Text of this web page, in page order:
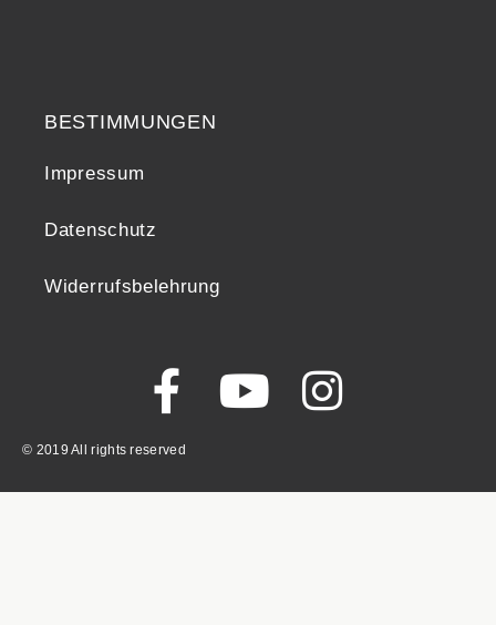
BESTIMMUNGEN
Impressum
Datenschutz
Widerrufsbelehrung
© 2019 All rights reserved